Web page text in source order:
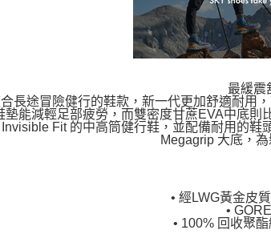
最緩震
長途冒險健行的鞋款，新一代更加舒適耐用
墊能減輕足部疲勞，而雙密度甘蔗EVA中底則
Fit 的中高筒健行鞋，並配備耐用的
Megagrip 大底，
• 經LWG黃金皮
•
• 100% 回收聚